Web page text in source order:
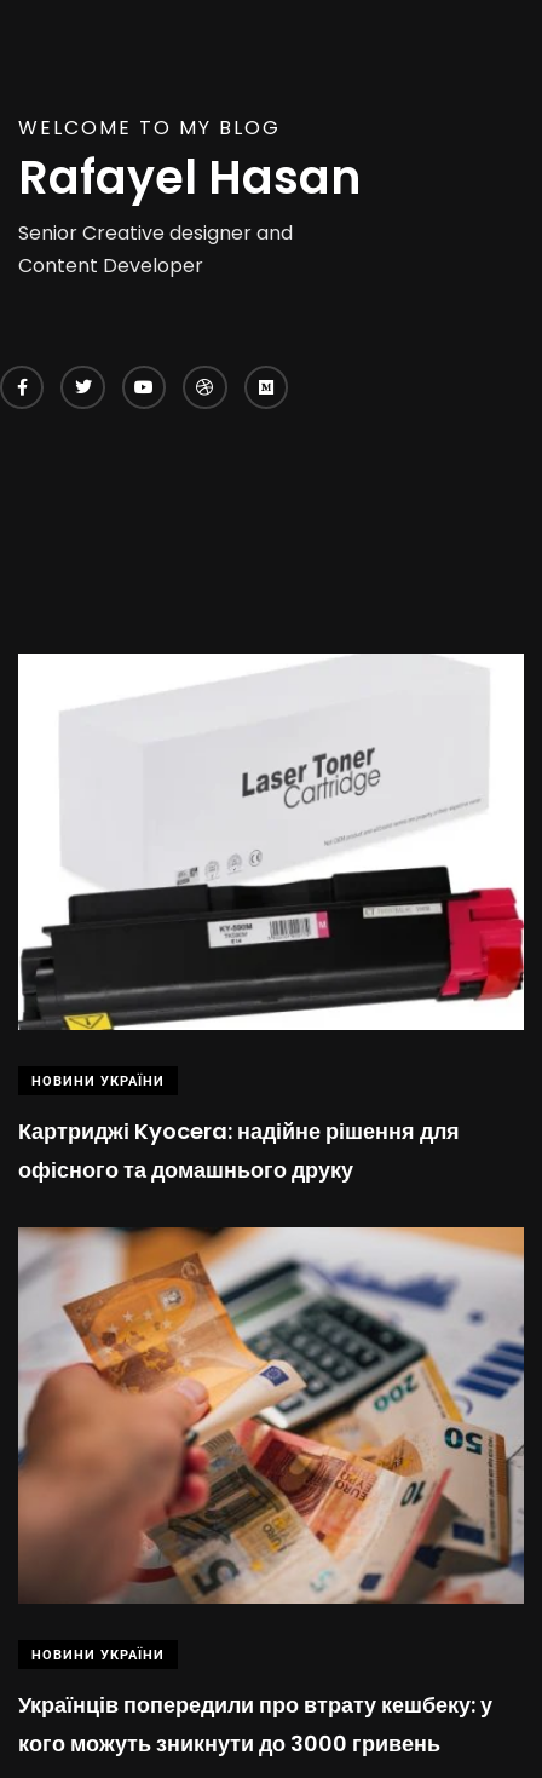
WELCOME TO MY BLOG
Rafayel Hasan
Senior Creative designer and
Content Developer
НОВИНИ УКРАЇНИ
Картриджі Kyocera: надійне рішення для
офісного та домашнього друку
НОВИНИ УКРАЇНИ
Українців попередили про втрату кешбеку: у
кого можуть зникнути до 3000 гривень